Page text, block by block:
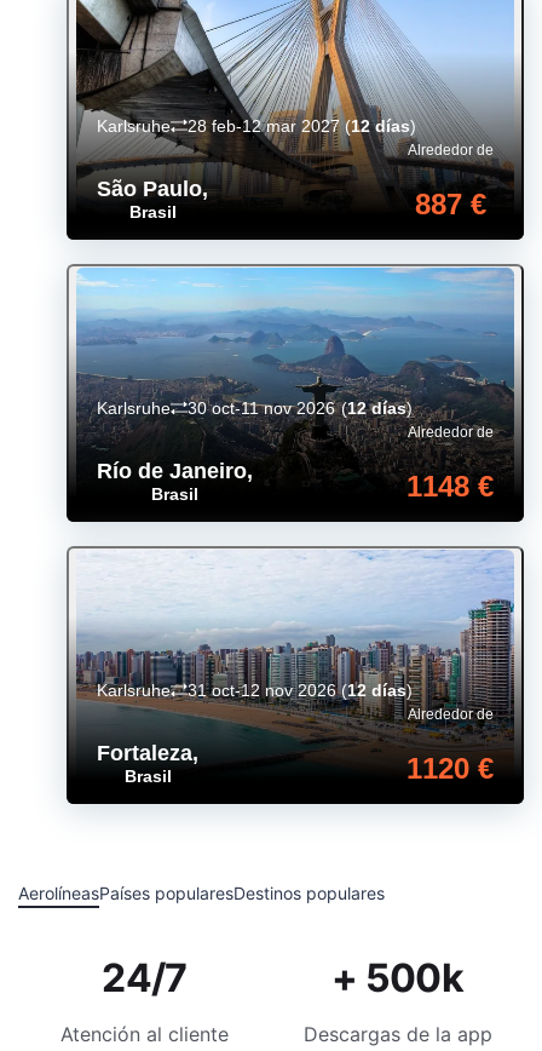
São Paulo,
Brasil
Alrededor de
887 €
Karlsruhe 28 feb-12 mar 2027(12 días)
Río de Janeiro,
Brasil
Alrededor de
1148 €
Karlsruhe 30 oct-11 nov 2026(12 días)
Fortaleza,
Brasil
Alrededor de
1120 €
Karlsruhe 31 oct-12 nov 2026(12 días)
AerolíneasPaíses popularesDestinos populares
24/7
Atención al cliente
+ 500k
Descargas de la app